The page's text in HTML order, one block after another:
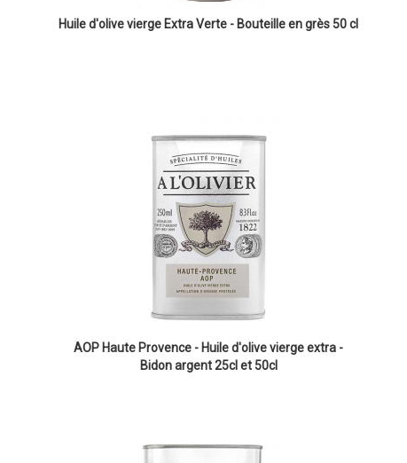
Huile d'olive vierge Extra Verte - Bouteille en grès 50 cl
AOP Haute Provence - Huile d'olive vierge extra -
Bidon argent 25cl et 50cl